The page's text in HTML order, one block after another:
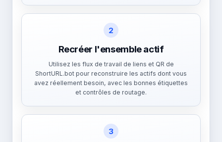
2
Recréer l'ensemble actif
Utilisez les flux de travail de liens et QR de
ShortURL.bot pour reconstruire les actifs dont vous
avez réellement besoin, avec les bonnes étiquettes
et contrôles de routage.
3